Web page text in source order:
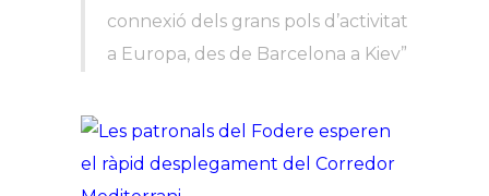
connexió dels grans pols d’activitat
a Europa, des de Barcelona a Kiev”